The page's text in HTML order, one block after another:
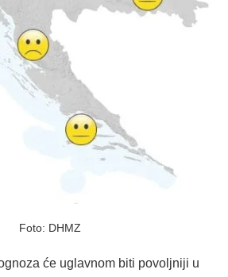
Foto: DHMZ
će uglavnom biti povoljniji u